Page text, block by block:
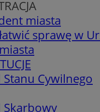
miasta
sprawę w
Stanu Cywilnego
Skarbowy